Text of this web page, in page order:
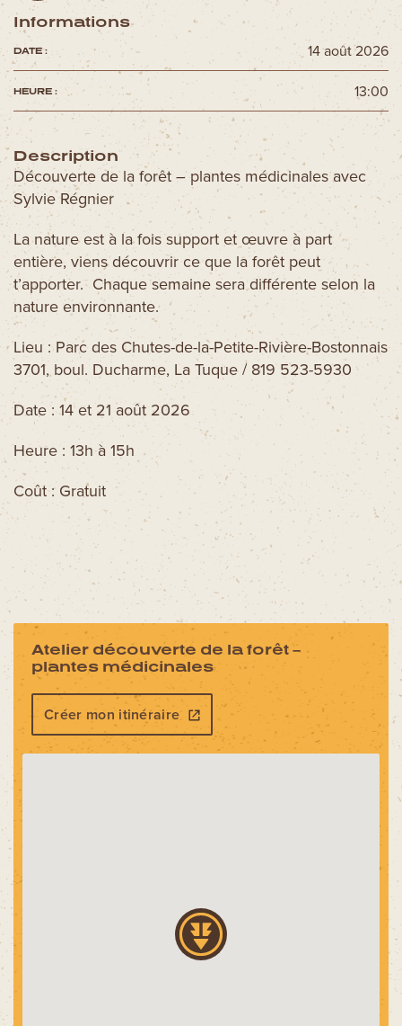
Informations
DATE : 14 août 2026
HEURE : 13:00
Description
Découverte de la forêt – plantes médicinales avec
Sylvie Régnier
La nature est à la fois support et œuvre à part
entière, viens découvrir ce que la forêt peut
t’apporter. Chaque semaine sera différente selon la
nature environnante.
Lieu : Parc des Chutes-de-la-Petite-Rivière-Bostonnais
3701, boul. Ducharme, La Tuque / 819 523-5930
Date : 14 et 21 août 2026
Heure : 13h à 15h
Coût : Gratuit
Atelier découverte de la forêt –
plantes médicinales
Créer mon itinéraire